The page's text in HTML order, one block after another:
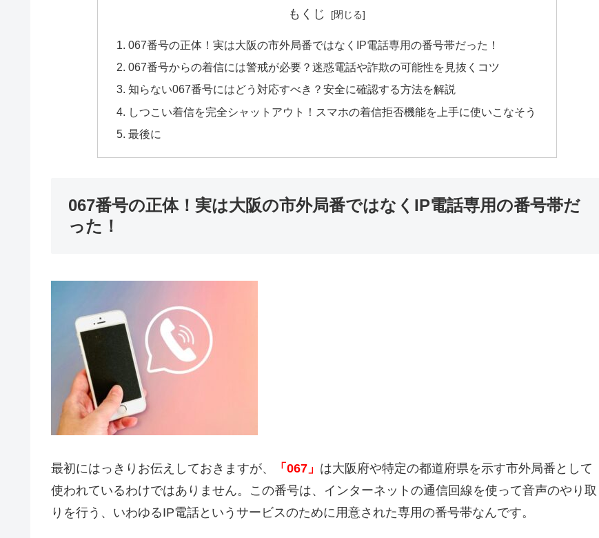
もくじ
067番号の正体！実は大阪の市外局番ではなくIP電話専用の番号帯だった！
067番号からの着信には警戒が必要？迷惑電話や詐欺の可能性を見抜くコツ
知らない067番号にはどう対応すべき？安全に確認する方法を解説
しつこい着信を完全シャットアウト！スマホの着信拒否機能を上手に使いこなそう
最後に
067番号の正体！実は大阪の市外局番ではなくIP電話専用の番号帯だ
った！
最初にはっきりお伝えしておきますが、 「067」 は大阪府や特定の都道府県を示す市外局番として
使われているわけではありません。この番号は、インターネットの通信回線を使って音声のやり取
りを行う、いわゆるIP電話というサービスのために用意された専用の番号帯なんです。